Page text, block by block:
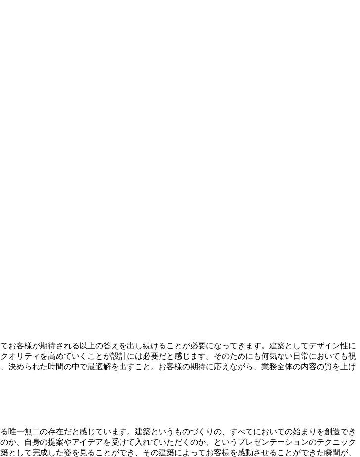
客様が期待される以上の答えを出し続けることが必要になってきます。建築としてデザイン性に
リティを高めていくことが設計には必要だと感じます。そのためにも何気ない日常においても視
められた時間の中で最適解を出すこと。お客様の期待に応えながら、業務全体の内容の質を上げ
一無二の存在だと感じています。建築というものづくりの、すべてにおいての始まりを創造でき
、自身の提案やアイデアを受けて入れていただくのか、というプレゼンテーションのテクニック
して完成した姿を見ることができ、その建築によってお客様を感動させることができた瞬間が、